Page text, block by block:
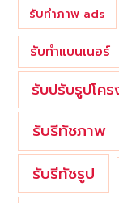
รับทำภาพ ads
รับทำแบนเนอร์
รับปรับรูปโคร
รับรีทัชภาพ
รับรีทัชรูป